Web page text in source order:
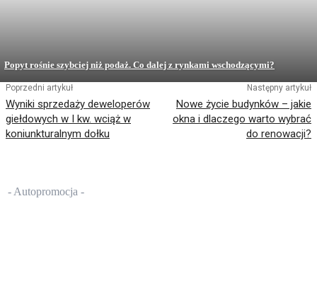
Popyt rośnie szybciej niż podaż. Co dalej z rynkami wschodzącymi?
Poprzedni artykuł
Wyniki sprzedaży deweloperów
giełdowych w I kw. wciąż w
koniunkturalnym dołku
Następny artykuł
Nowe życie budynków – jakie
okna i dlaczego warto wybrać
do renowacji?
- Autopromocja -